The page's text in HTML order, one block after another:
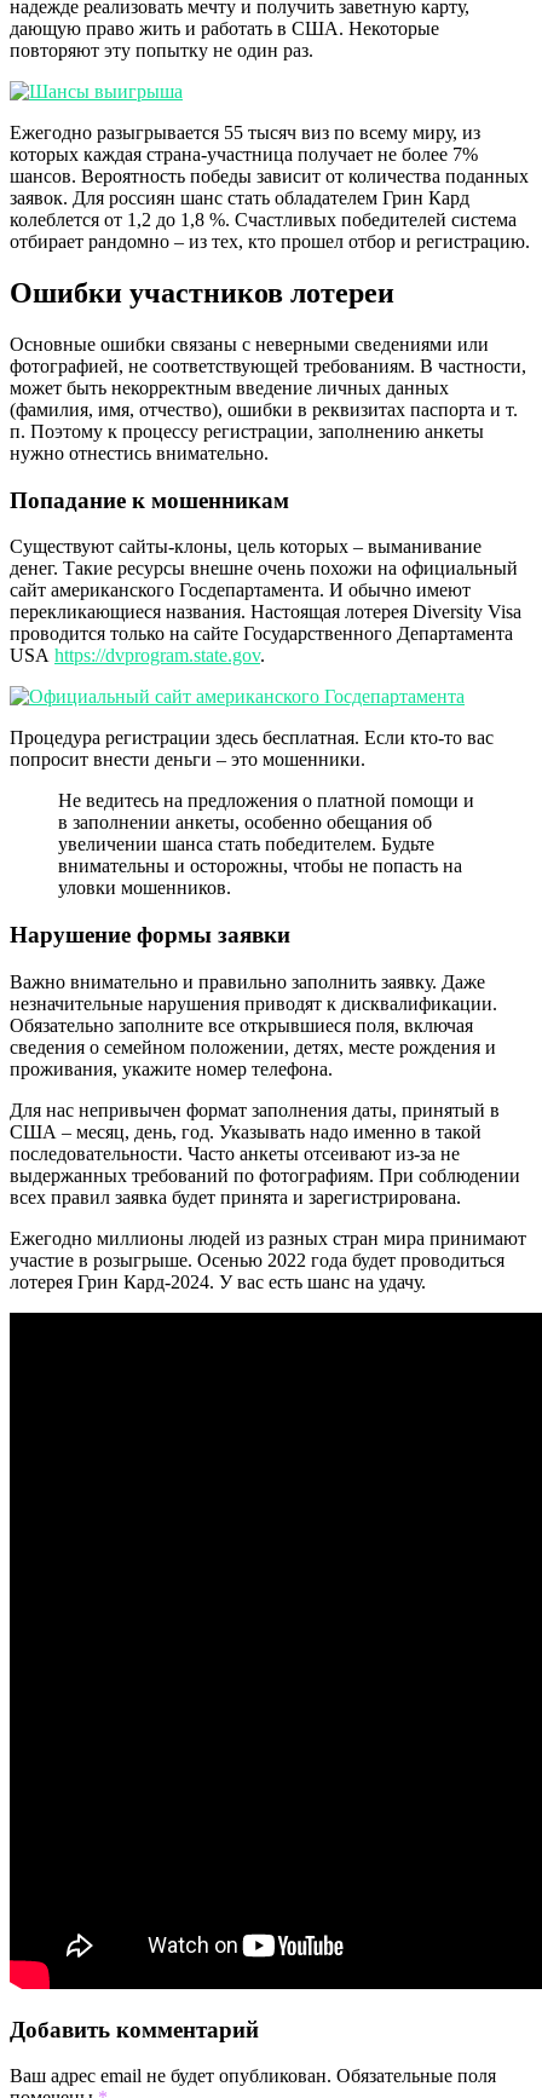
надежде реализовать мечту и получить заветную карту,
дающую право жить и работать в США. Некоторые
повторяют эту попытку не один раз.
Ежегодно разыгрывается 55 тысяч виз по всему миру, из
которых каждая страна-участница получает не более 7%
шансов. Вероятность победы зависит от количества поданных
заявок. Для россиян шанс стать обладателем Грин Кард
колеблется от 1,2 до 1,8 %. Счастливых победителей система
отбирает рандомно – из тех, кто прошел отбор и регистрацию.
Ошибки участников лотереи
Основные ошибки связаны с неверными сведениями или
фотографией, не соответствующей требованиям. В частности,
может быть некорректным введение личных данных
(фамилия, имя, отчество), ошибки в реквизитах паспорта и т.
п. Поэтому к процессу регистрации, заполнению анкеты
нужно отнестись внимательно.
Попадание к мошенникам
Существуют сайты-клоны, цель которых – выманивание
денег. Такие ресурсы внешне очень похожи на официальный
сайт американского Госдепартамента. И обычно имеют
перекликающиеся названия. Настоящая лотерея Diversity Visa
проводится только на сайте Государственного Департамента
USA https://dvprogram.state.gov.
Процедура регистрации здесь бесплатная. Если кто-то вас
попросит внести деньги – это мошенники.
Не ведитесь на предложения о платной помощи и
в заполнении анкеты, особенно обещания об
увеличении шанса стать победителем. Будьте
внимательны и осторожны, чтобы не попасть на
уловки мошенников.
Нарушение формы заявки
Важно внимательно и правильно заполнить заявку. Даже
незначительные нарушения приводят к дисквалификации.
Обязательно заполните все открывшиеся поля, включая
сведения о семейном положении, детях, месте рождения и
проживания, укажите номер телефона.
Для нас непривычен формат заполнения даты, принятый в
США – месяц, день, год. Указывать надо именно в такой
последовательности. Часто анкеты отсеивают из-за не
выдержанных требований по фотографиям. При соблюдении
всех правил заявка будет принята и зарегистрирована.
Ежегодно миллионы людей из разных стран мира принимают
участие в розыгрыше. Осенью 2022 года будет проводиться
лотерея Грин Кард-2024. У вас есть шанс на удачу.
Добавить комментарий
Ваш адрес email не будет опубликован. Обязательные поля